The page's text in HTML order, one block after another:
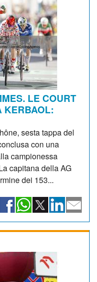
LE COURT
KERBAOL:
sesta tappa del
con una
campionessa
capitana della AG
dei 153...